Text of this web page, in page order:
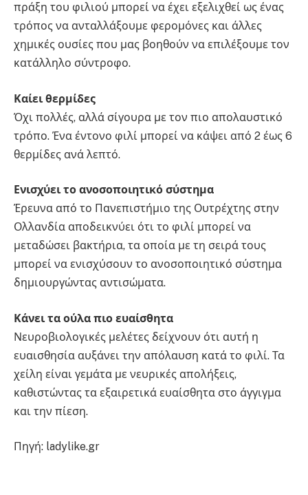
πράξη του φιλιού μπορεί να έχει εξελιχθεί ως ένας
τρόπος να ανταλλάξουμε φερομόνες και άλλες
χημικές ουσίες που μας βοηθούν να επιλέξουμε τον
κατάλληλο σύντροφο.
Καίει θερμίδες
Όχι πολλές, αλλά σίγουρα με τον πιο απολαυστικό
τρόπο. Ένα έντονο φιλί μπορεί να κάψει από 2 έως 6
θερμίδες ανά λεπτό.
Ενισχύει το ανοσοποιητικό σύστημα
Έρευνα από το Πανεπιστήμιο της Ουτρέχτης στην
Ολλανδία αποδεικνύει ότι το φιλί μπορεί να
μεταδώσει βακτήρια, τα οποία με τη σειρά τους
μπορεί να ενισχύσουν το ανοσοποιητικό σύστημα
δημιουργώντας αντισώματα.
Κάνει τα ούλα πιο ευαίσθητα
Νευροβιολογικές μελέτες δείχνουν ότι αυτή η
ευαισθησία αυξάνει την απόλαυση κατά το φιλί. Τα
χείλη είναι γεμάτα με νευρικές απολήξεις,
καθιστώντας τα εξαιρετικά ευαίσθητα στο άγγιγμα
και την πίεση.
Πηγή: ladylike.gr